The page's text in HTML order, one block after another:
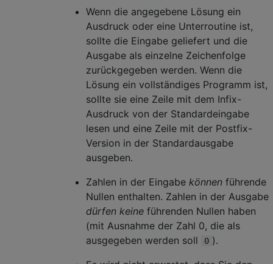
Wenn die angegebene Lösung ein
Ausdruck oder eine Unterroutine ist,
sollte die Eingabe geliefert und die
Ausgabe als einzelne Zeichenfolge
zurückgegeben werden. Wenn die
Lösung ein vollständiges Programm ist,
sollte sie eine Zeile mit dem Infix-
Ausdruck von der Standardeingabe
lesen und eine Zeile mit der Postfix-
Version in der Standardausgabe
ausgeben.
Zahlen in der Eingabe können führende
Nullen enthalten. Zahlen in der Ausgabe
dürfen keine führenden Nullen haben
(mit Ausnahme der Zahl 0, die als
ausgegeben werden soll
0 ).